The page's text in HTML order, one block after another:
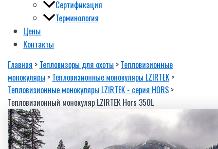
Сертификация
Терминология
Цены
Контакты
Главная > Тепловизоры для охоты > Тепловизионные
монокуляры > Тепловизионные монокуляры LZIRTEK >
Тепловизионные монокуляры LZIRTEK - серия HORS >
Тепловизионный монокуляр LZIRTEK Hors 350L